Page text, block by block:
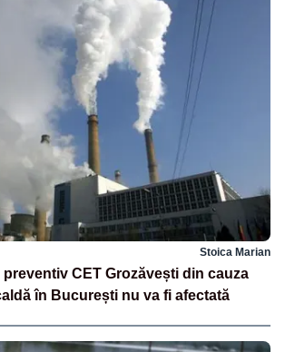
Stoica Marian
preventiv CET Grozăvești din cauza
în București nu va fi afectată